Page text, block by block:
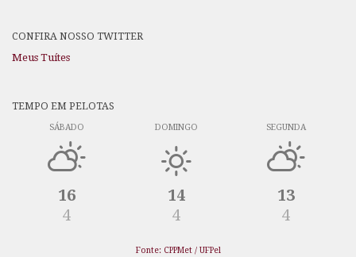
CONFIRA NOSSO TWITTER
Meus Tuítes
TEMPO EM PELOTAS
SÁBADO
16
4
DOMINGO
14
4
SEGUNDA
13
4
Fonte: CPPMet / UFPel